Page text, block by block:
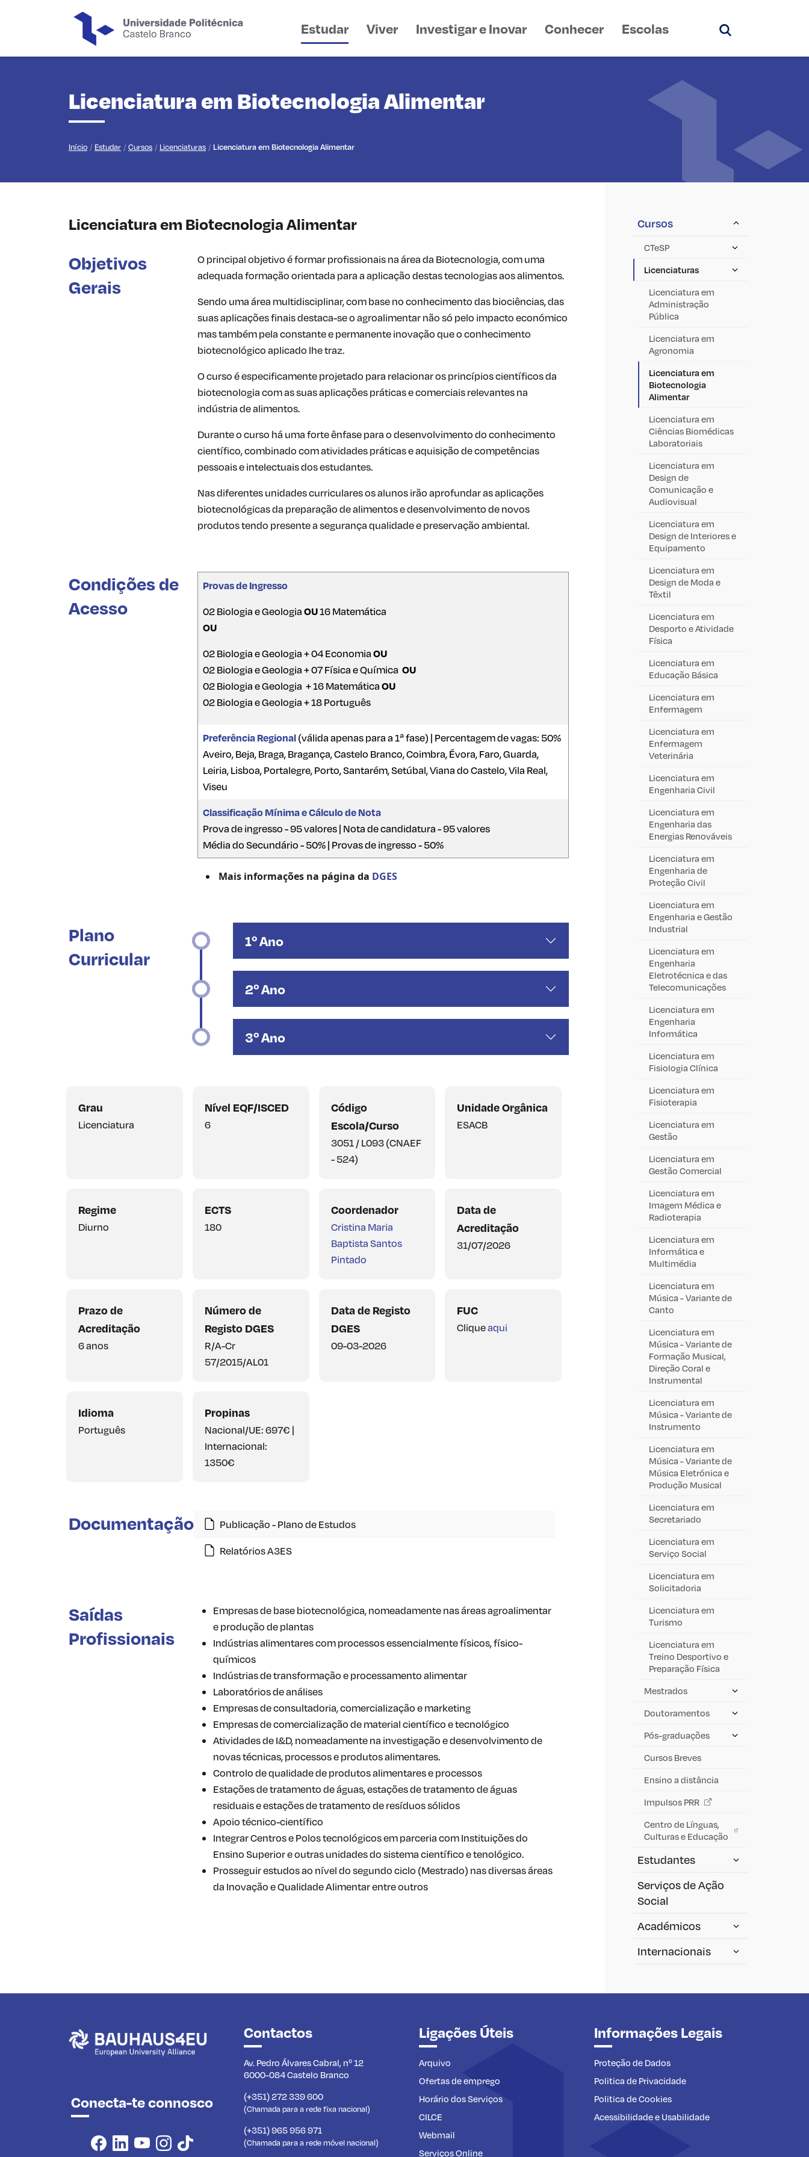
Estudar Viver Investigar e Inovar Conhecer
Escolas
Licenciatura em Biotecnologia Alimentar
Início Estudar Cursos Licenciaturas Licenciatura em Biotecnologia Alimentar
Licenciatura em Biotecnologia Alimentar
Objetivos
Gerais
O principal objetivo é formar profissionais na área da Biotecnologia, com uma
adequada formação orientada para a aplicação destas tecnologias aos alimentos.
Sendo uma área multidisciplinar, com base no conhecimento das biociências, das
suas aplicações finais destaca-se o agroalimentar não só pelo impacto económico
mas também pela constante e permanente inovação que o conhecimento
biotecnológico aplicado lhe traz.
O curso é especificamente projetado para relacionar os princípios científicos da
biotecnologia com as suas aplicações práticas e comerciais relevantes na
indústria de alimentos.
Durante o curso há uma forte ênfase para o desenvolvimento do conhecimento
científico, combinado com atividades práticas e aquisição de competências
pessoais e intelectuais dos estudantes.
Nas diferentes unidades curriculares os alunos irão aprofundar as aplicações
biotecnológicas da preparação de alimentos e desenvolvimento de novos
produtos tendo presente a segurança qualidade e preservação ambiental.
Condições de
Acesso
Provas de Ingresso
02 Biologia e GeologiaOU16 Matemática
OU
02 Biologia e Geologia + 04 EconomiaOU
02 Biologia e Geologia + 07 Física e Química OU
02 Biologia e Geologia + 16 MatemáticaOU
02 Biologia e Geologia + 18 Português
Preferência Regional (válida apenas para a 1ª fase) | Percentagem de vagas: 50%
Aveiro, Beja, Braga, Bragança, Castelo Branco, Coimbra, Évora, Faro, Guarda,
Leiria, Lisboa, Portalegre, Porto, Santarém, Setúbal, Viana do Castelo, Vila Real,
Viseu
Classificação Mínima e Cálculo de Nota
Prova de ingresso - 95 valores | Nota de candidatura - 95 valores
Média do Secundário - 50% | Provas de ingresso - 50%
Mais informações na página da DGES
Plano
Curricular
1º Ano
2º Ano
3º Ano
Grau
Licenciatura
Nível EQF/ISCED
6
Código
Escola/Curso
3051 / L093 (CNAEF
- 524)
Unidade Orgânica
ESACB
Regime
Diurno
ECTS
180
Coordenador
Cristina Maria
Baptista Santos
Pintado
Data de
Acreditação
31/07/2026
Prazo de
Acreditação
6 anos
Número de
Registo DGES
R/A-Cr
57/2015/AL01
Data de Registo
DGES
09-03-2026
FUC
Cliqueaqui
Idioma
Português
Propinas
Nacional/UE: 697€ |
Internacional:
1350€
Documentação Publicação - Plano de Estudos
Relatórios A3ES
Saídas
Profissionais
Empresas de base biotecnológica, nomeadamente nas áreas agroalimentar
e produção de plantas
Indústrias alimentares com processos essencialmente físicos, físico-
químicos
Indústrias de transformação e processamento alimentar
Laboratórios de análises
Empresas de consultadoria, comercialização e marketing
Empresas de comercialização de material científico e tecnológico
Atividades de I&D, nomeadamente na investigação e desenvolvimento de
novas técnicas, processos e produtos alimentares.
Controlo de qualidade de produtos alimentares e processos
Estações de tratamento de águas, estações de tratamento de águas
residuais e estações de tratamento de resíduos sólidos
Apoio técnico-científico
Integrar Centros e Polos tecnológicos em parceria com Instituições do
Ensino Superior e outras unidades do sistema científico e tenológico.
Prosseguir estudos ao nível do segundo ciclo (Mestrado) nas diversas áreas
da Inovação e Qualidade Alimentar entre outros
Cursos
CTeSP
Licenciaturas
Licenciatura em
Administração
Pública
Licenciatura em
Agronomia
Licenciatura em
Biotecnologia
Alimentar
Licenciatura em
Ciências Biomédicas
Laboratoriais
Licenciatura em
Design de
Comunicação e
Audiovisual
Licenciatura em
Design de Interiores e
Equipamento
Licenciatura em
Design de Moda e
Têxtil
Licenciatura em
Desporto e Atividade
Física
Licenciatura em
Educação Básica
Licenciatura em
Enfermagem
Licenciatura em
Enfermagem
Veterinária
Licenciatura em
Engenharia Civil
Licenciatura em
Engenharia das
Energias Renováveis
Licenciatura em
Engenharia de
Proteção Civil
Licenciatura em
Engenharia e Gestão
Industrial
Licenciatura em
Engenharia
Eletrotécnica e das
Telecomunicações
Licenciatura em
Engenharia
Informática
Licenciatura em
Fisiologia Clínica
Licenciatura em
Fisioterapia
Licenciatura em
Gestão
Licenciatura em
Gestão Comercial
Licenciatura em
Imagem Médica e
Radioterapia
Licenciatura em
Informática e
Multimédia
Licenciatura em
Música - Variante de
Canto
Licenciatura em
Música - Variante de
Formação Musical,
Direção Coral e
Instrumental
Licenciatura em
Música - Variante de
Instrumento
Licenciatura em
Música - Variante de
Música Eletrónica e
Produção Musical
Licenciatura em
Secretariado
Licenciatura em
Serviço Social
Licenciatura em
Solicitadoria
Licenciatura em
Turismo
Licenciatura em
Treino Desportivo e
Preparação Física
Mestrados
Doutoramentos
Pós-graduações
Cursos Breves
Ensino a distância
Impulsos PRR
Centro de Línguas,
Culturas e Educação
Estudantes
Serviços de Ação
Social
Académicos
Internacionais
Conecta-te connosco
Contactos
Av. Pedro Álvares Cabral, nº 12
6000-084 Castelo Branco
(+351) 272 339 600
(Chamada para a rede fixa nacional)
(+351) 965 956 971
(Chamada para a rede móvel nacional)
Ligações Úteis
Arquivo
Ofertas de emprego
Horário dos Serviços
CILCE
Webmail
Serviços Online
Informações Legais
Proteção de Dados
Politica de Privacidade
Politica de Cookies
Acessibilidade e Usabilidade